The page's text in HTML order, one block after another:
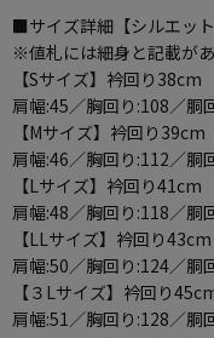
■サイズ詳細【シルエッ
※値札には細身と記載が
【Sサイズ】衿回り38cm
肩幅:45／胸回り:108／胴
【Mサイズ】衿回り39cm
肩幅:46／胸回り:112／胴
【Lサイズ】衿回り41cm
肩幅:48／胸回り:118／胴
【LLサイズ】衿回り43cm
肩幅:50／胸回り:124／胴
【３Lサイズ】衿回り
肩幅:51／胸回り:128／胴